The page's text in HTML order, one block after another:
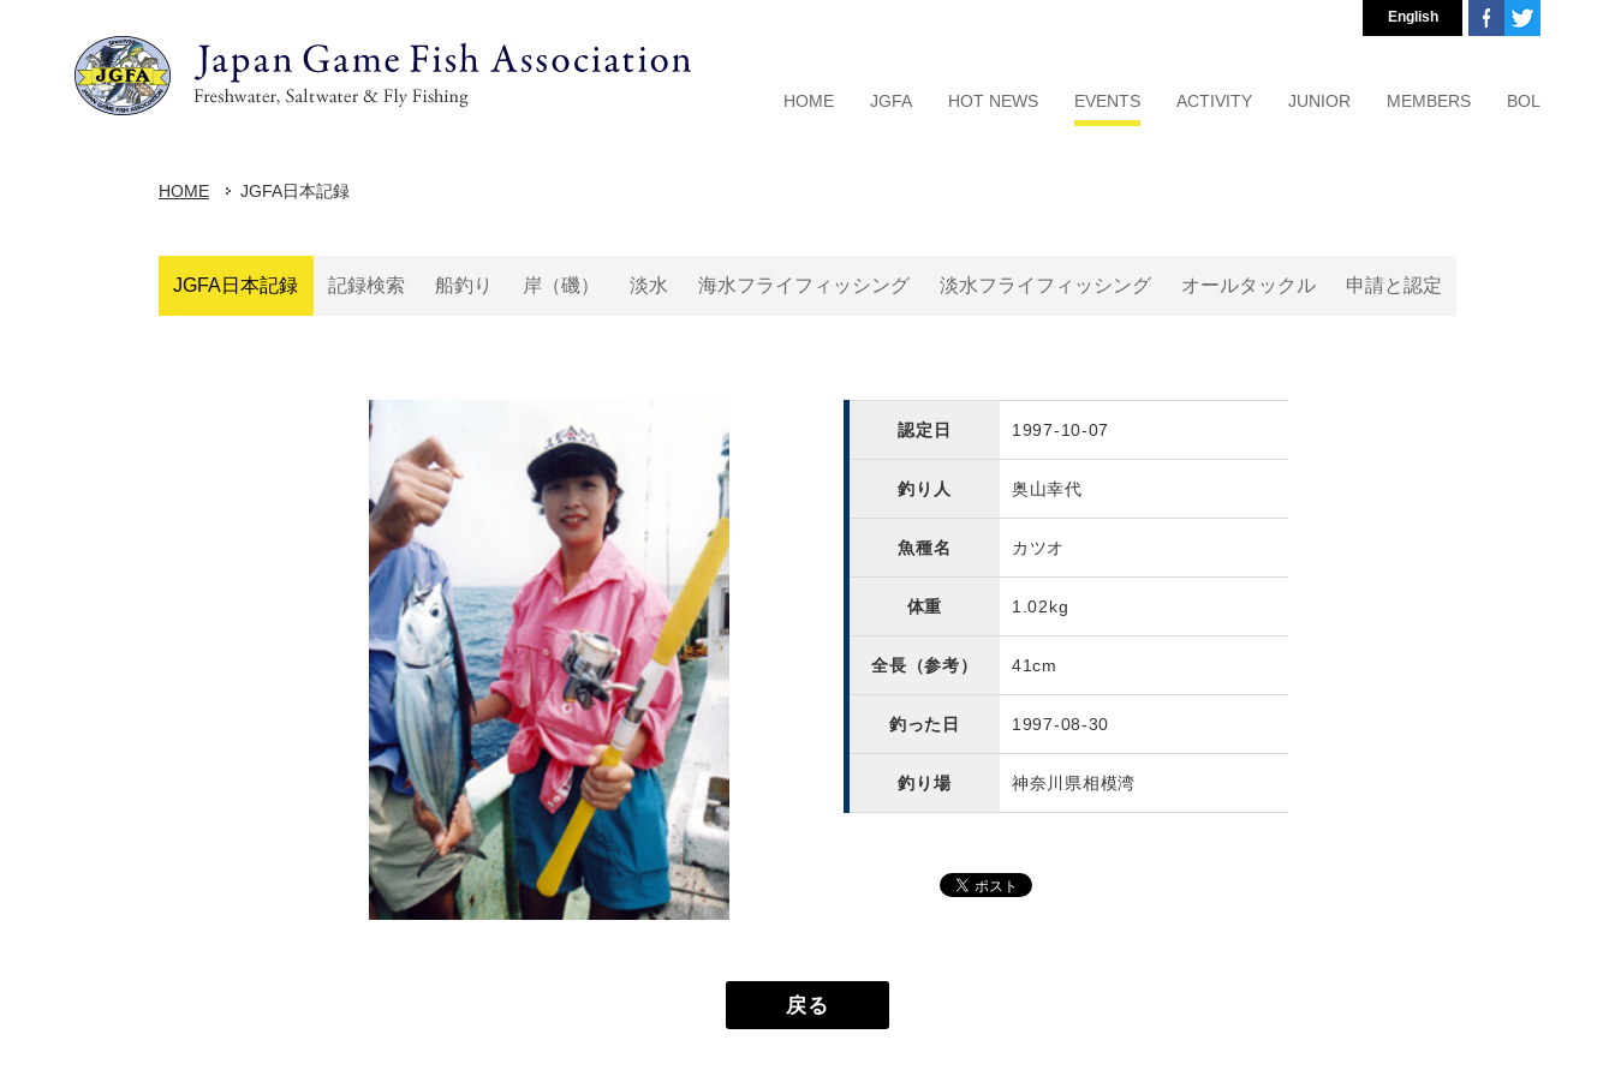
HOME JGFA HOT NEWS EVENTS ACTIVITY JUNIOR MEMBERS BOL
English
HOME JGFA日本記録
JGFA日本記録 記録検索 船釣り 岸（磯） 淡水 海水フライフィッシング 淡水フライフィッシング オールタックル 申請と認定
認定日 1997-10-07
釣り人 奥山幸代
魚種名 カツオ
体重 1.02kg
全長（参考） 41cm
釣った日 1997-08-30
釣り場 神奈川県相模湾
戻る